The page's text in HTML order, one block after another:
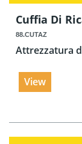
Cuffia Di
88.CUTAZ
Attrezzatura
View